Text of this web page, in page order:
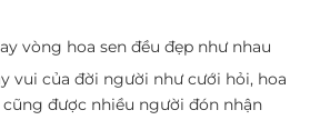
vòng hoa sen đều đẹp như nhau
vui của đời người như cưới hỏi, hoa
cũng được nhiều người đón nhận